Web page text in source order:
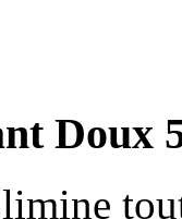
Doux